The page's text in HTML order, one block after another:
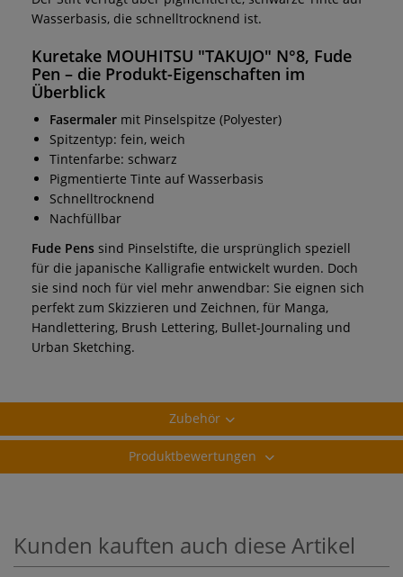
Wasserbasis, die schnelltrocknend ist.
Kuretake MOUHITSU "TAKUJO" N°8, Fude
Pen – die Produkt-Eigenschaften im
Überblick
Fasermaler mit Pinselspitze (Polyester)
Spitzentyp: fein, weich
Tintenfarbe: schwarz
Pigmentierte Tinte auf Wasserbasis
Schnelltrocknend
Nachfüllbar
Fude Pens sind Pinselstifte, die ursprünglich speziell
für die japanische Kalligrafie entwickelt wurden. Doch
sie sind noch für viel mehr anwendbar: Sie eignen sich
perfekt zum Skizzieren und Zeichnen, für Manga,
Handlettering, Brush Lettering, Bullet-Journaling und
Urban Sketching.
Zubehör
Produktbewertungen
Kunden kauften auch diese Artikel